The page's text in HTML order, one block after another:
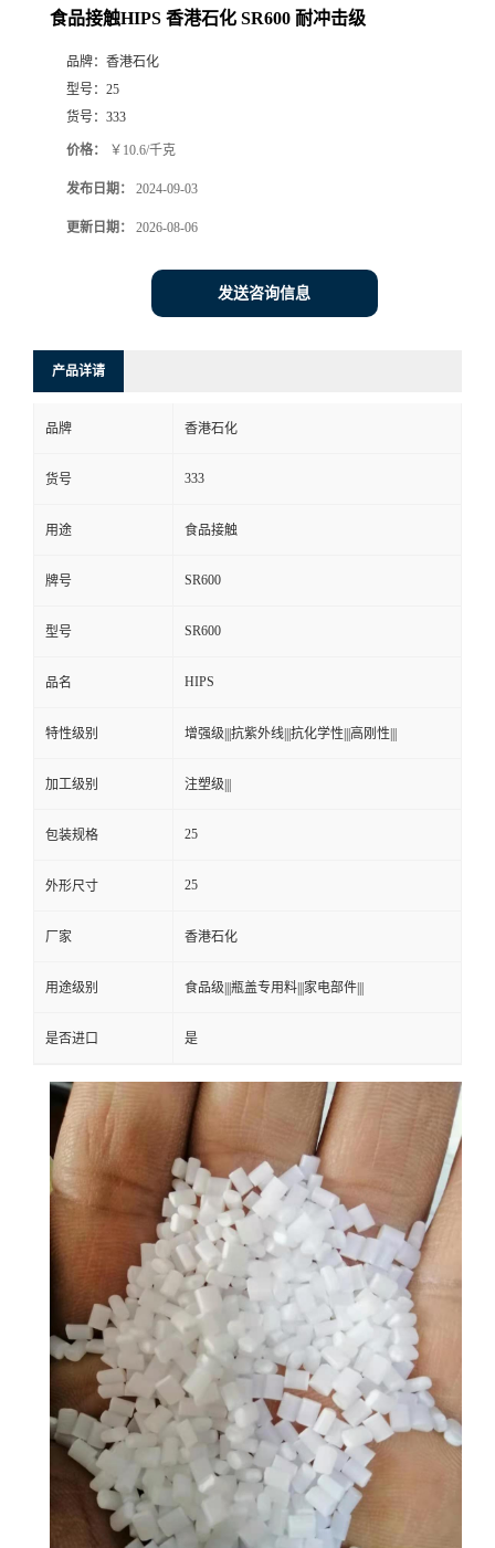
食品接触HIPS 香港石化 SR600 耐冲击级
品牌： 香港石化
型号： 25
货号： 333
价格： ￥10.6/千克
发布日期： 2024-09-03
更新日期： 2026-08-06
发送咨询信息
产品详请
品牌 香港石化
货号 333
用途 食品接触
牌号 SR600
型号 SR600
品名 HIPS
特性级别 增强级|||抗紫外线|||抗化学性|||高刚性|||
加工级别 注塑级|||
包装规格 25
外形尺寸 25
厂家 香港石化
用途级别 食品级|||瓶盖专用料|||家电部件|||
是否进口 是